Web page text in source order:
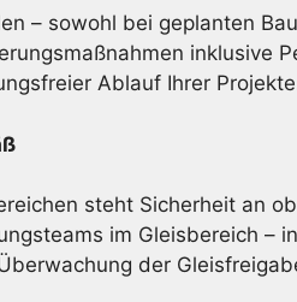
– sowohl bei geplanten
inklusive
Ablauf Ihrer
steht Sicherheit an
im Gleisbereich –
der